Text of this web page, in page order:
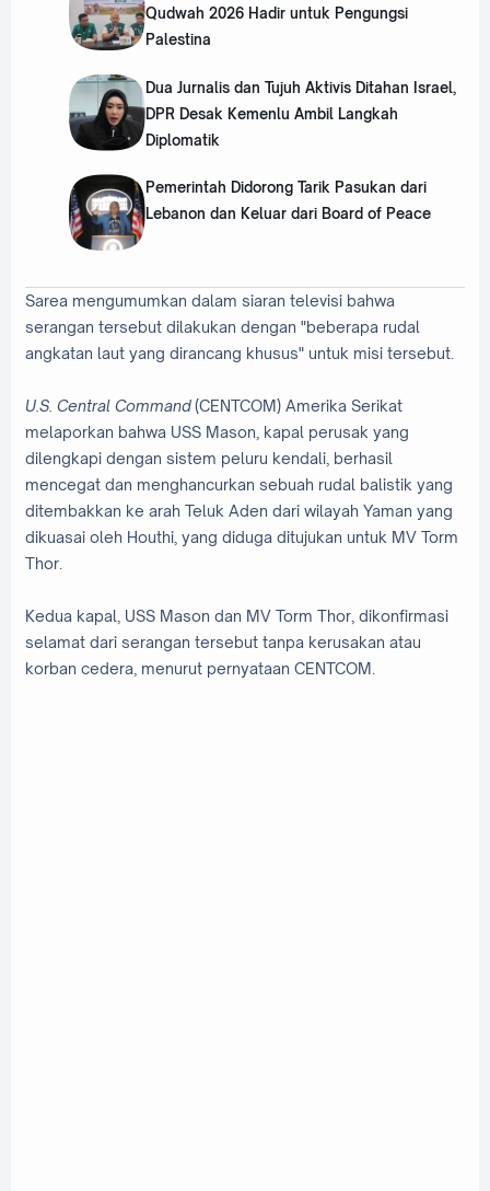
Qudwah 2026 Hadir untuk Pengungsi
Palestina
Dua Jurnalis dan Tujuh Aktivis Ditahan Israel,
DPR Desak Kemenlu Ambil Langkah
Diplomatik
Pemerintah Didorong Tarik Pasukan dari
Lebanon dan Keluar dari Board of Peace
Sarea mengumumkan dalam siaran televisi bahwa
serangan tersebut dilakukan dengan "beberapa rudal
angkatan laut yang dirancang khusus" untuk misi tersebut.
U.S. Central Command(CENTCOM) Amerika Serikat
melaporkan bahwa USS Mason, kapal perusak yang
dilengkapi dengan sistem peluru kendali, berhasil
mencegat dan menghancurkan sebuah rudal balistik yang
ditembakkan ke arah Teluk Aden dari wilayah Yaman yang
dikuasai oleh Houthi, yang diduga ditujukan untuk MV Torm
Thor.
Kedua kapal, USS Mason dan MV Torm Thor, dikonfirmasi
selamat dari serangan tersebut tanpa kerusakan atau
korban cedera, menurut pernyataan CENTCOM.